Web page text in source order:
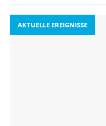
AKTUELLE EREIGNISSE